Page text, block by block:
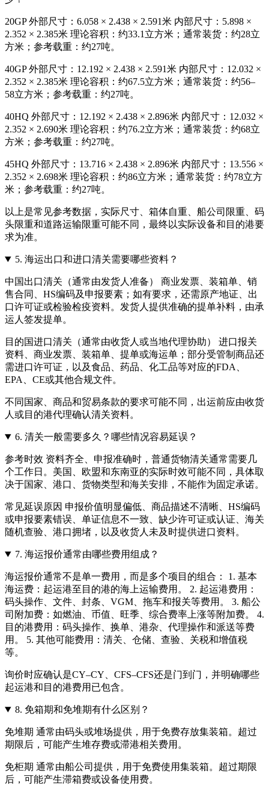
20GP 外部尺寸：6.058 × 2.438 × 2.591米 内部尺寸：5.898 ×
2.352 × 2.385米 理论容积：约33.1立方米；通常装货：约28立
方米；参考载重：约27吨。
40GP 外部尺寸：12.192 × 2.438 × 2.591米 内部尺寸：12.032 ×
2.352 × 2.385米 理论容积：约67.5立方米；通常装货：约56–
58立方米；参考载重：约27吨。
40HQ 外部尺寸：12.192 × 2.438 × 2.896米 内部尺寸：12.032 ×
2.352 × 2.690米 理论容积：约76.2立方米；通常装货：约68立
方米；参考载重：约27吨。
45HQ 外部尺寸：13.716 × 2.438 × 2.896米 内部尺寸：13.556 ×
2.352 × 2.698米 理论容积：约86立方米；通常装货：约78立方
米；参考载重：约27吨。
以上是常见参考数据，实际尺寸、箱体自重、船公司限重、码
头限重和道路运输限重可能不同，最终以实际设备和目的港要
求为准。
5. 海运出口和进口清关需要哪些资料？
中国出口清关（通常由发货人准备） 商业发票、装箱单、销
售合同、HS编码及申报要素；如有要求，还需原产地证、出
口许可证或检验检疫资料。发货人提供准确的提单补料，由承
运人签发提单。
目的国进口清关（通常由收货人或当地代理协助） 进口报关
资料、商业发票、装箱单、提单或海运单；部分受管制商品还
需进口许可证，以及食品、药品、化工品等对应的FDA、
EPA、CE或其他合规文件。
不同国家、商品和贸易条款的要求可能不同，出运前应由收货
人或目的港代理确认清关资料。
6. 清关一般需要多久？哪些情况容易延误？
参考时效 资料齐全、申报准确时，普通货物清关通常需要几
个工作日。美国、欧盟和东南亚的实际时效可能不同，具体取
决于国家、港口、货物类型和海关安排，不能作为固定承诺。
常见延误原因 申报价值明显偏低、商品描述不清晰、HS编码
或申报要素错误、单证信息不一致、缺少许可证或认证、海关
随机查验、港口拥堵，以及收货人未及时提供进口资料。
7. 海运报价通常由哪些费用组成？
海运报价通常不是单一费用，而是多个项目的组合： 1. 基本
海运费：起运港至目的港的海上运输费用。 2. 起运港费用：
码头操作、文件、封条、VGM、拖车和报关等费用。 3. 船公
司附加费：如燃油、币值、旺季、综合费率上涨等附加费。 4.
目的港费用：码头操作、换单、港杂、代理操作和派送等费
用。 5. 其他可能费用：清关、仓储、查验、关税和增值税
等。
询价时应确认是CY–CY、CFS–CFS还是门到门，并明确哪些
起运港和目的港费用已包含。
8. 免箱期和免堆期有什么区别？
免堆期 通常由码头或堆场提供，用于免费存放集装箱。超过
期限后，可能产生堆存费或滞港相关费用。
免柜期 通常由船公司提供，用于免费使用集装箱。超过期限
后，可能产生滞箱费或设备使用费。